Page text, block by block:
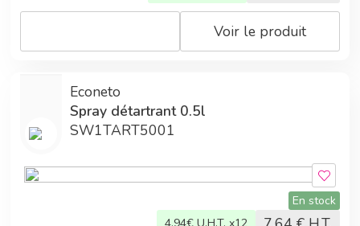
Voir le produit
Econeto
Spray détartrant 0.5l
SW1TART5001
En stock